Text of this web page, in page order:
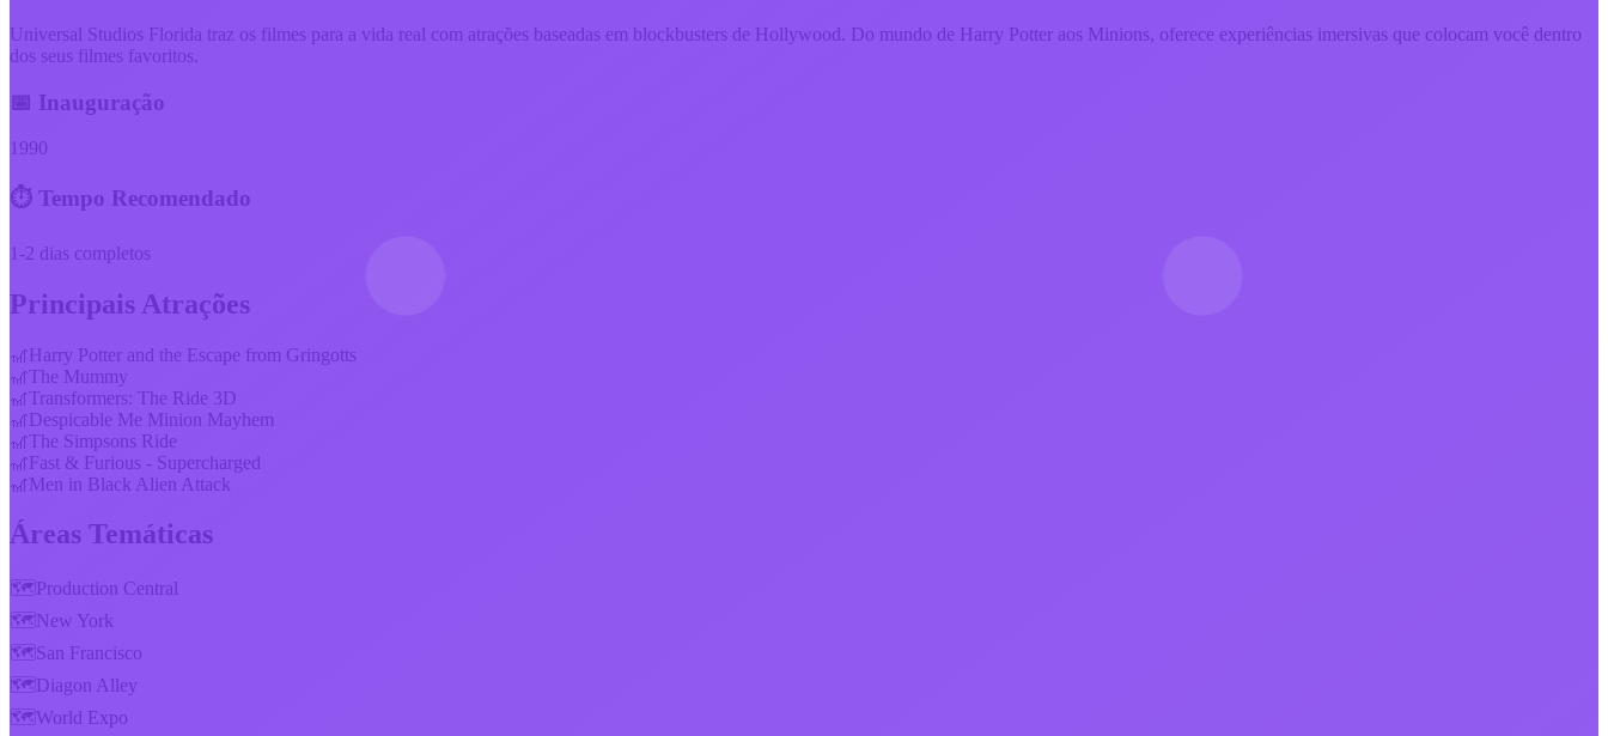
Universal Studios Florida traz os filmes para a vida real com atrações baseadas em blockbusters de Hollywood. Do mundo de Harry Potter aos Minions, oferece experiências imersivas que colocam você dentro
dos seus filmes favoritos.
📅 Inauguração
1990
⏱️ Tempo Recomendado
1-2 dias completos
Principais Atrações
🎢Harry Potter and the Escape from Gringotts
🎢The Mummy
🎢Transformers: The Ride 3D
🎢Despicable Me Minion Mayhem
🎢The Simpsons Ride
🎢Fast & Furious - Supercharged
🎢Men in Black Alien Attack
Áreas Temáticas
🗺️Production Central
🗺️New York
🗺️San Francisco
🗺️Diagon Alley
🗺️World Expo